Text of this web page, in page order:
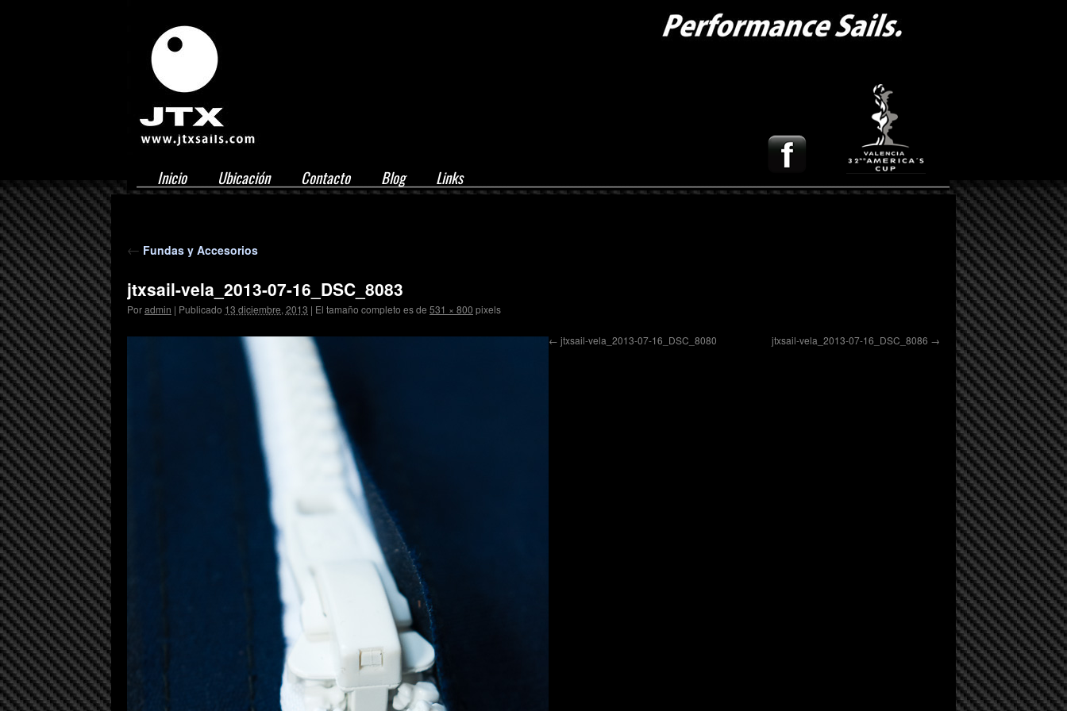
Inicio Ubicación Contacto Blog Links
← Fundas y Accesorios
jtxsail-vela_2013-07-16_DSC_8083
Poradmin | Publicado 13 diciembre, 2013 | El tamaño completo es de 531 × 800 pixels
jtxsail-vela_2013-07-16_DSC_8080 jtxsail-vela_2013-07-16_DSC_8086